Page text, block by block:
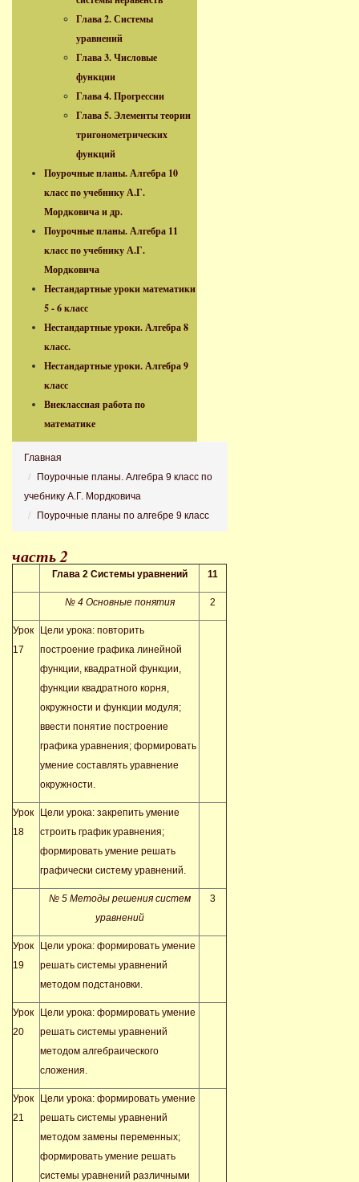
Глава 2. Системы
уравнений
Глава 3. Числовые
функции
Глава 4. Прогрессии
Глава 5. Элементы теории
тригонометрических
функций
Поурочные планы. Алгебра 10
класс по учебнику А.Г.
Мордковича и др.
Поурочные планы. Алгебра 11
класс по учебнику А.Г.
Мордковича
Нестандартные уроки математики
5 - 6 класс
Нестандартные уроки. Алгебра 8
класс.
Нестандартные уроки. Алгебра 9
класс
Внеклассная работа по
математике
Главная
Поурочные планы. Алгебра 9 класс по
учебнику А.Г. Мордковича
Поурочные планы по алгебре 9 класс
часть 2
Глава 2 Системы уравнений 11
№ 4 Основные понятия 2
Урок
17
Цели урока: повторить
построение графика линейной
функции, квадратной функции,
функции квадратного корня,
окружности и функции модуля;
ввести понятие построение
графика уравнения; формировать
умение составлять уравнение
окружности.
Урок
18
Цели урока: закрепить умение
строить график уравнения;
формировать умение решать
графически систему уравнений.
№ 5 Методы решения систем
уравнений
3
Урок
19
Цели урока: формировать умение
решать системы уравнений
методом подстановки.
Урок
20
Цели урока: формировать умение
решать системы уравнений
методом алгебраического
сложения.
Урок
21
Цели урока: формировать умение
решать системы уравнений
методом замены переменных;
формировать умение решать
системы уравнений различными